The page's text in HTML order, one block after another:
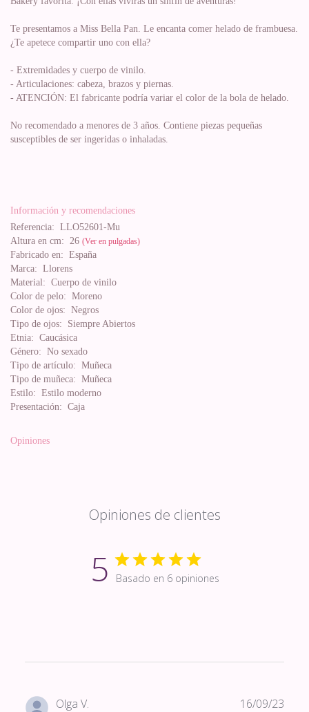
Te presentamos a Miss Bella Pan. Le encanta comer helado de frambuesa.
¿Te apetece compartir uno con ella?
- Extremidades y cuerpo de vinilo.
- Articulaciones: cabeza, brazos y piernas.
- ATENCIÓN: El fabricante podría variar el color de la bola de helado.
No recomendado a menores de 3 años. Contiene piezas pequeñas
susceptibles de ser ingeridas o inhaladas.
Información y recomendaciones
Referencia: LLO52601-Mu
Altura en cm: 26 (Ver en pulgadas)
Fabricado en: España
Marca: Llorens
Material: Cuerpo de vinilo
Color de pelo: Moreno
Color de ojos: Negros
Tipo de ojos: Siempre Abiertos
Etnia: Caucásica
Género: No sexado
Tipo de artículo: Muñeca
Tipo de muñeca: Muñeca
Estilo: Estilo moderno
Presentación: Caja
Opiniones
Opiniones de clientes
5 Basado en 6 opiniones
Olga V. 16/09/23